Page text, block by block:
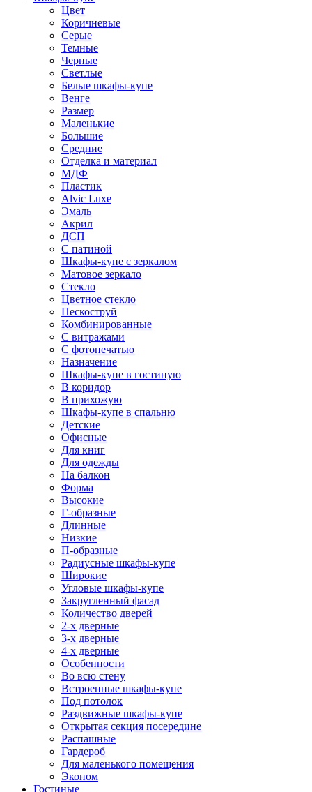
Цвет
Коричневые
Серые
Темные
Черные
Светлые
Белые шкафы-купе
Венге
Размер
Маленькие
Большие
Средние
Отделка и материал
МДФ
Пластик
Alvic Luxe
Эмаль
Акрил
ДСП
С патиной
Шкафы-купе с зеркалом
Матовое зеркало
Стекло
Цветное стекло
Пескоструй
Комбинированные
С витражами
С фотопечатью
Назначение
Шкафы-купе в гостиную
В коридор
В прихожую
Шкафы-купе в спальню
Детские
Офисные
Для книг
Для одежды
На балкон
Форма
Высокие
Г-образные
Длинные
Низкие
П-образные
Радиусные шкафы-купе
Широкие
Угловые шкафы-купе
Закругленный фасад
Количество дверей
2-х дверные
3-х дверные
4-х дверные
Особенности
Во всю стену
Встроенные шкафы-купе
Под потолок
Раздвижные шкафы-купе
Открытая секция посередине
Распашные
Гардероб
Для маленького помещения
Эконом
Гостиные